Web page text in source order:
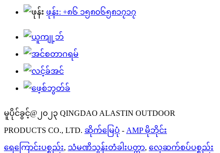
ဖုန်း: +၈၆ ၁၅၈၀၆၅၈၁၇၁၇
မူပိုင်ခွင့်@၂၀၂၃ QINGDAO ALASTIN OUTDOOR
PRODUCTS CO., LTD. ဆိုက်မြေပုံ - AMP မိုဘိုင်း
ရေကြောင်းပစ္စည်း, သံမဏိသွန်းတံခါးပတ္တာ, လှေဆက်စပ်ပစ္စည်း